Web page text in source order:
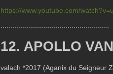
https://www.youtube.com/
12. APOLLO
valach *2017 (Aganix du Seigneur